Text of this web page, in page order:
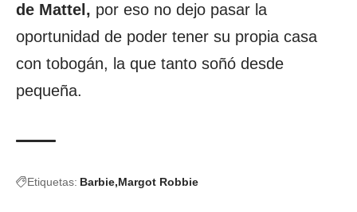
de Mattel, por eso no dejo pasar la
oportunidad de poder tener su propia casa
con tobogán, la que tanto soñó desde
pequeña.
Etiquetas: Barbie Margot Robbie